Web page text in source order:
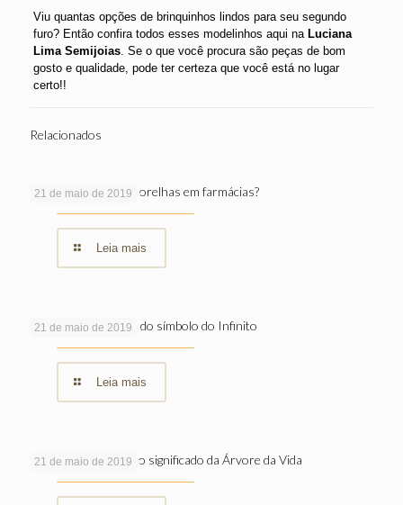
Viu quantas opções de brinquinhos lindos para seu segundo
furo? Então confira todos esses modelinhos aqui na Luciana
Lima Semijoias. Se o que você procura são peças de bom
gosto e qualidade, pode ter certeza que você está no lugar
certo!!
Relacionados
21 de maio de 2019
É permitido furar as orelhas em farmácias?
Leia mais
21 de maio de 2019
Origem e significado do símbolo do Infinito
Leia mais
21 de maio de 2019
Conheça a origem e o significado da Árvore da Vida